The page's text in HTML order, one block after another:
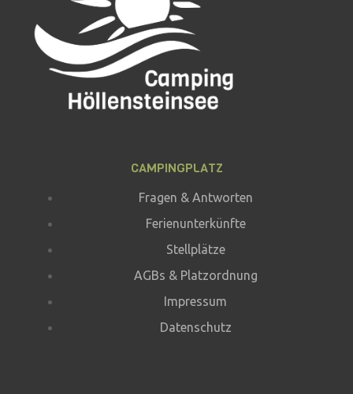
CAMPINGPLATZ
Fragen & Antworten
Ferienunterkünfte
Stellplätze
AGBs & Platzordnung
Impressum
Datenschutz